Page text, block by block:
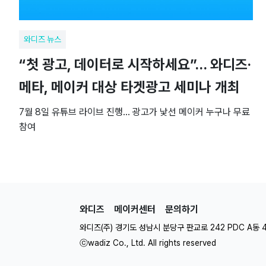
와디즈 뉴스
“첫 광고, 데이터로 시작하세요”… 와디즈·
메타, 메이커 대상 타겟광고 세미나 개최
7월 8일 유튜브 라이브 진행… 광고가 낯선 메이커 누구나 무료
참여
와디즈 메이커센터 문의하기
와디즈(주) 경기도 성남시 분당구 판교로 242 PDC A동
ⓒwadiz Co., Ltd. All rights reserved